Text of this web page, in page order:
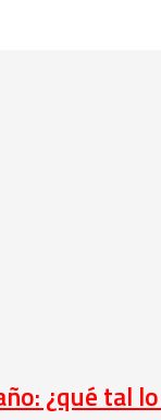
¿qué tal